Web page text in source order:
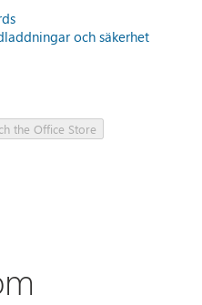
och säkerhet
the Office Store